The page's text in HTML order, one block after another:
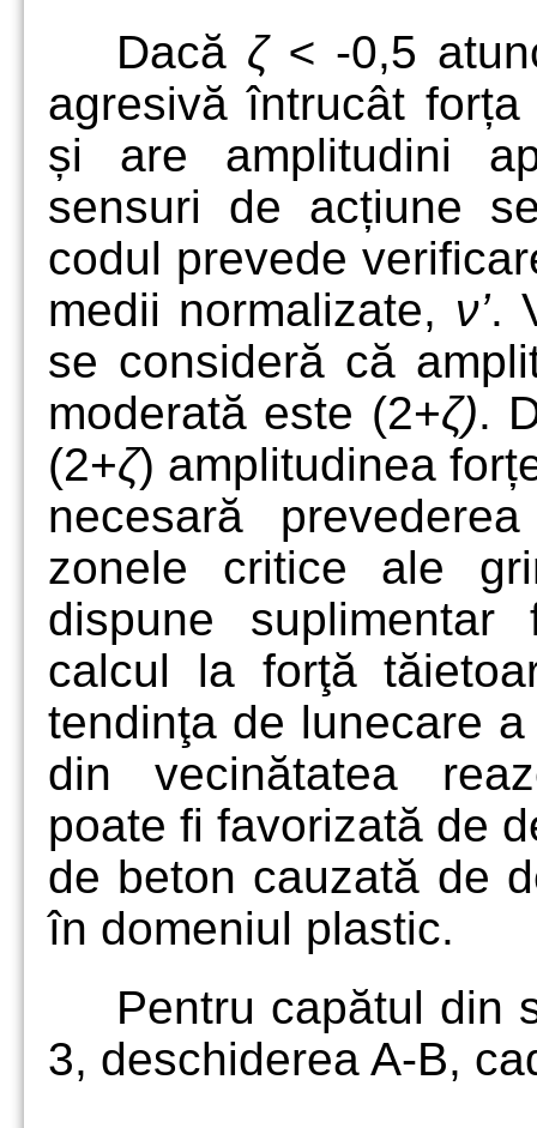
Dacă ζ < -0,5
agresivă întrucât
și are amplitudini
sensuri de acțiune
codul prevede
medii normalizate, ν’.
se consideră că
moderată este (2+ζ).
(2+ζ) amplitudinea
necesară
zonele critice ale
dispune
calcul la forţă
tendinţa de lunecare
din vecinătatea
poate fi favorizată de
de beton cauzată de
în domeniul plastic.
Pentru capătul din
3, deschiderea A-B,